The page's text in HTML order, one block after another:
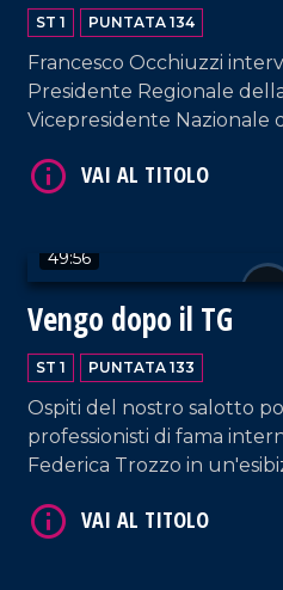
ST 1 PUNTATA 134
Francesco Occhiuzzi
Presidente Regionale
Vicepresidente Nazionale
vista istituzionale e sociale
49:56
Vengo dopo il TG
ST 1 PUNTATA 133
Ospiti del nostro salotto
professionisti di fama
Federica Trozzo in
Armando Piccolillo e le
VAI AL TITOLO
VAI AL TITOLO